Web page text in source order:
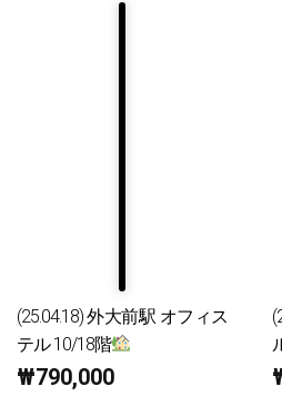
(25.04.18) 外大前駅 オフィス
テル 10/18階
₩790,000